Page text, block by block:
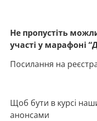
Не пропустіть
участі у марафоні
Посилання на
Щоб бути в курсі
анонсами